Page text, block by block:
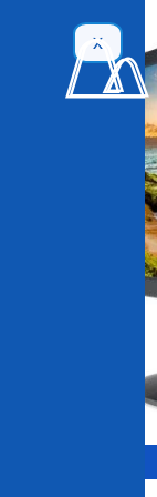
X